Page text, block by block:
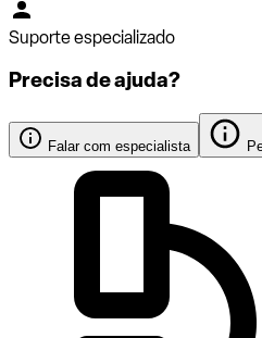
Suporte especializado
Precisa de ajuda?
Falar com especialista